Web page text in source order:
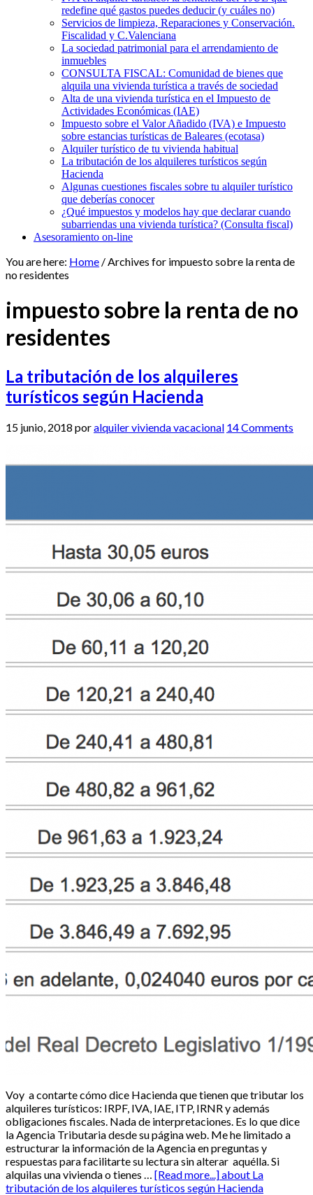
redefine qué gastos puedes deducir (y cuáles no)
Servicios de limpieza, Reparaciones y Conservación.
Fiscalidad y C.Valenciana
La sociedad patrimonial para el arrendamiento de
inmuebles
CONSULTA FISCAL: Comunidad de bienes que
alquila una vivienda turística a través de sociedad
Alta de una vivienda turística en el Impuesto de
Actividades Económicas (IAE)
Impuesto sobre el Valor Añadido (IVA) e Impuesto
sobre estancias turísticas de Baleares (ecotasa)
Alquiler turístico de tu vivienda habitual
La tributación de los alquileres turísticos según
Hacienda
Algunas cuestiones fiscales sobre tu alquiler turístico
que deberías conocer
¿Qué impuestos y modelos hay que declarar cuando
subarriendas una vivienda turística? (Consulta fiscal)
Asesoramiento on-line
You are here: Home /Archives for impuesto sobre la renta de
no residentes
impuesto sobre la renta de no
residentes
La tributación de los alquileres
turísticos según Hacienda
15 junio, 2018 poralquiler vivienda vacacional 14 Comments
Voy a contarte cómo dice Hacienda que tienen que tributar los
alquileres turísticos: IRPF, IVA, IAE, ITP, IRNR y además
obligaciones fiscales. Nada de interpretaciones. Es lo que dice
la Agencia Tributaria desde su página web. Me he limitado a
estructurar la información de la Agencia en preguntas y
respuestas para facilitarte su lectura sin alterar aquélla. Si
alquilas una vivienda o tienes … [Read more...]about La
tributación de los alquileres turísticos según Hacienda